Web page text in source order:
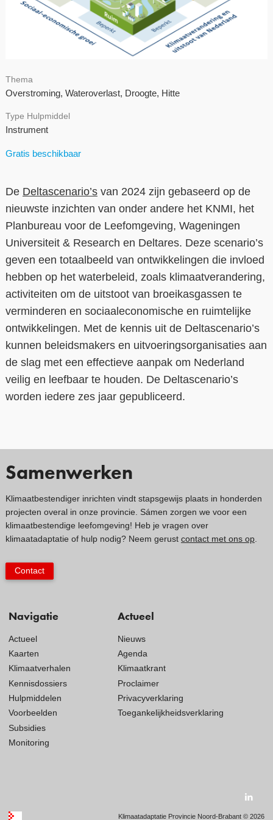
De Deltascenario’svan 2024 zijn gebaseerd op de
nieuwste inzichten van onder andere het KNMI, het
Planbureau voor de Leefomgeving, Wageningen
Universiteit & Research en Deltares. Deze scenario’s
geven een totaalbeeld van ontwikkelingen die invloed
hebben op het waterbeleid, zoals klimaatverandering,
activiteiten om de uitstoot van broeikasgassen te
verminderen en sociaaleconomische en ruimtelijke
ontwikkelingen. Met de kennis uit de Deltascenario’s
kunnen beleidsmakers en uitvoeringsorganisaties aan
de slag met een effectieve aanpak om Nederland
veilig en leefbaar te houden. De Deltascenario’s
worden iedere zes jaar gepubliceerd.
Thema
Overstroming, Wateroverlast, Droogte, Hitte
Type Hulpmiddel
Instrument
Gratis beschikbaar
Navigatie
Actueel
Kaarten
Klimaatverhalen
Kennisdossiers
Hulpmiddelen
Voorbeelden
Subsidies
Monitoring
Actueel
Nieuws
Agenda
Klimaatkrant
Proclaimer
Privacyverklaring
Toegankelijkheidsverklaring
Samenwerken
Klimaatbestendiger inrichten vindt stapsgewijs plaats in honderden
projecten overal in onze provincie. Sámen zorgen we voor een
klimaatbestendige leefomgeving! Heb je vragen over
klimaatadaptatie of hulp nodig? Neem gerust contact met ons op.
Contact
Klimaatadaptatie Provincie Noord-Brabant © 2026
Contact
Over ons
Weerbaar Dommelland